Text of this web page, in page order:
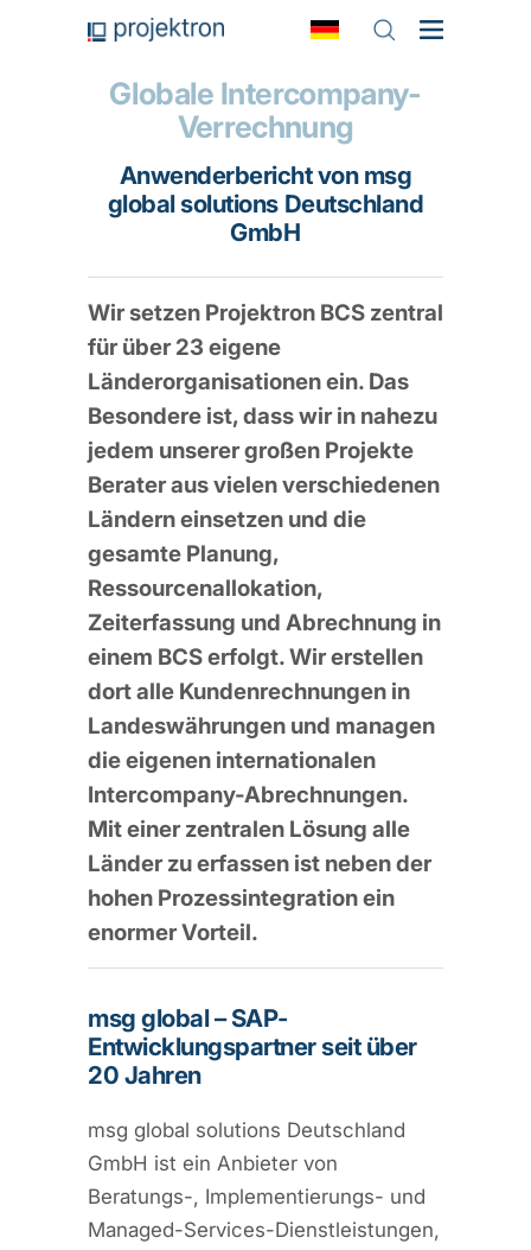
Globale Intercompany-
Verrechnung
Anwenderbericht von msg
global solutions Deutschland
GmbH
Wir setzen Projektron BCS zentral
für über 23 eigene
Länderorganisationen ein. Das
Besondere ist, dass wir in nahezu
jedem unserer großen Projekte
Berater aus vielen verschiedenen
Ländern einsetzen und die
gesamte Planung,
Ressourcenallokation,
Zeiterfassung und Abrechnung in
einem BCS erfolgt. Wir erstellen
dort alle Kundenrechnungen in
Landeswährungen und managen
die eigenen internationalen
Intercompany-Abrechnungen.
Mit einer zentralen Lösung alle
Länder zu erfassen ist neben der
hohen Prozessintegration ein
enormer Vorteil.
msg global – SAP-
Entwicklungspartner seit über
20 Jahren
msg global solutions Deutschland
GmbH ist ein Anbieter von
Beratungs-, Implementierungs- und
Managed-Services-Dienstleistungen,